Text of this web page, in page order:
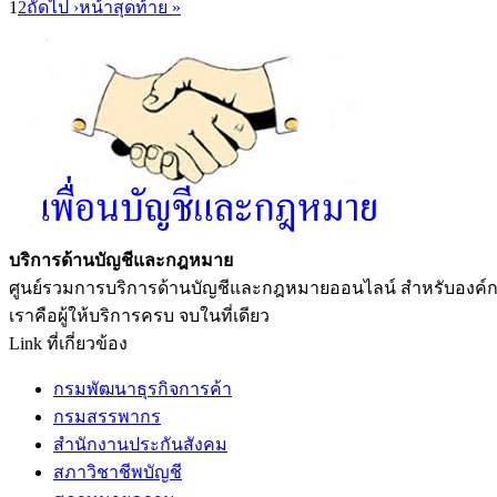
1 2ถัดไป ›หน้าสุดท้าย »
บริการด้านบัญชีและกฎหมาย
ศูนย์รวมการบริการด้านบัญชีและกฎหมายออนไลน์ สำหรับองค์
เราคือผู้ให้บริการครบ จบในที่เดียว
Link ที่เกี่ยวข้อง
กรมพัฒนาธุรกิจการค้า
กรมสรรพากร
สำนักงานประกันสังคม
สภาวิชาชีพบัญชี